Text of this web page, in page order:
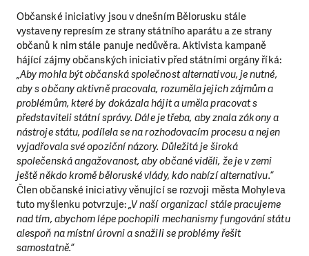
Občanské iniciativy jsou v dnešním Bělorusku stále
vystaveny represím ze strany státního aparátu a ze strany
občanů k nim stále panuje nedůvěra. Aktivista kampaně
hájící zájmy občanských iniciativ před státními orgány říká:
„Aby mohla být občanská společnost alternativou, je nutné,
aby s občany aktivně pracovala, rozuměla jejich zájmům a
problémům, které by dokázala hájit a uměla pracovat s
představiteli státní správy. Dále je třeba, aby znala zákony a
nástroje státu, podílela se na rozhodovacím procesu a nejen
vyjadřovala své opoziční názory. Důležitá je široká
společenská angažovanost, aby občané viděli, že je v zemi
ještě někdo kromě běloruské vlády, kdo nabízí alternativu.“
Člen občanské iniciativy věnující se rozvoji města Mohyleva
tuto myšlenku potvrzuje:„V naší organizaci stále pracujeme
nad tím, abychom lépe pochopili mechanismy fungování státu
alespoň na místní úrovni a snažili se problémy řešit
samostatně.“
DAROVAT DAROVAT PRAVIDELNĚ